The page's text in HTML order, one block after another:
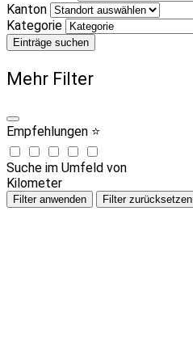
Kanton
Kategorie
Einträge suchen
Mehr Filter
Empfehlungen ⭐
Suche im Umfeld von
Kilometer
Filter anwenden Filter zurücksetzen